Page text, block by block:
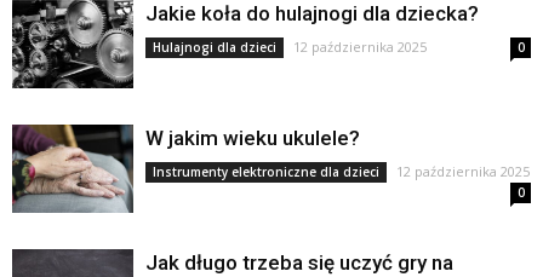
Jakie koła do hulajnogi dla dziecka?
Hulajnogi dla dzieci 12 października 2025 0
W jakim wieku ukulele?
Instrumenty elektroniczne dla dzieci 12 października 2025
0
Jak długo trzeba się uczyć gry na